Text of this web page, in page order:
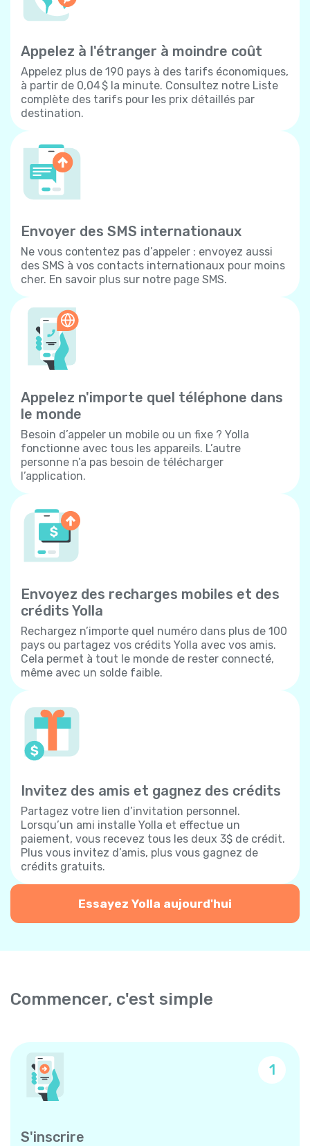
Appelez à l'étranger à moindre coût
Appelez plus de 190 pays à des tarifs économiques,
à partir de 0,04 $ la minute. Consultez notre Liste
complète des tarifs pour les prix détaillés par
destination.
Envoyer des SMS internationaux
Ne vous contentez pas d’appeler : envoyez aussi
des SMS à vos contacts internationaux pour moins
cher. En savoir plus sur notre page SMS.
Appelez n'importe quel téléphone dans
le monde
Besoin d’appeler un mobile ou un fixe ? Yolla
fonctionne avec tous les appareils. L’autre
personne n’a pas besoin de télécharger
l’application.
Envoyez des recharges mobiles et des
crédits Yolla
Rechargez n’importe quel numéro dans plus de 100
pays ou partagez vos crédits Yolla avec vos amis.
Cela permet à tout le monde de rester connecté,
même avec un solde faible.
Invitez des amis et gagnez des crédits
Partagez votre lien d’invitation personnel.
Lorsqu’un ami installe Yolla et effectue un
paiement, vous recevez tous les deux 3$ de crédit.
Plus vous invitez d’amis, plus vous gagnez de
crédits gratuits.
Essayez Yolla aujourd'hui
Commencer, c'est simple
1
S'inscrire